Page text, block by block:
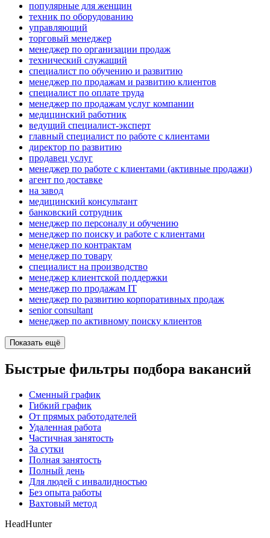
популярные для женщин
техник по оборудованию
управляющий
торговый менеджер
менеджер по организации продаж
технический служащий
специалист по обучению и развитию
менеджер по продажам и развитию клиентов
специалист по оплате труда
менеджер по продажам услуг компании
медицинский работник
ведущий специалист-эксперт
главный специалист по работе с клиентами
директор по развитию
продавец услуг
менеджер по работе с клиентами (активные продажи)
агент по доставке
на завод
медицинский консультант
банковский сотрудник
менеджер по персоналу и обучению
менеджер по поиску и работе с клиентами
менеджер по контрактам
менеджер по товару
специалист на производство
менеджер клиентской поддержки
менеджер по продажам IT
менеджер по развитию корпоративных продаж
senior consultant
менеджер по активному поиску клиентов
Показать ещё
Быстрые фильтры подбора вакансий
Сменный график
Гибкий график
От прямых работодателей
Удаленная работа
Частичная занятость
За сутки
Полная занятость
Полный день
Для людей с инвалидностью
Без опыта работы
Вахтовый метод
HeadHunter